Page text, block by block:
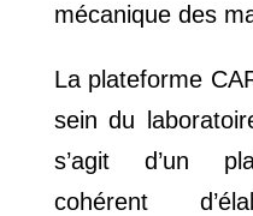
mécanique des
La plateforme
sein du
s’agit d’un
cohérent